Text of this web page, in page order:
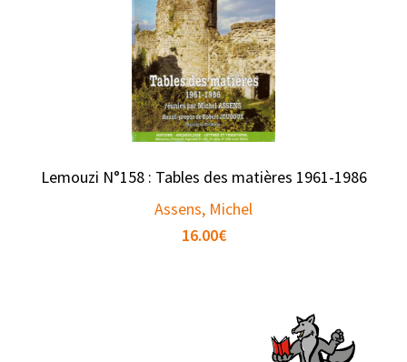
Lemouzi N°158 : Tables des matières 1961-1986
Assens, Michel
16.00€